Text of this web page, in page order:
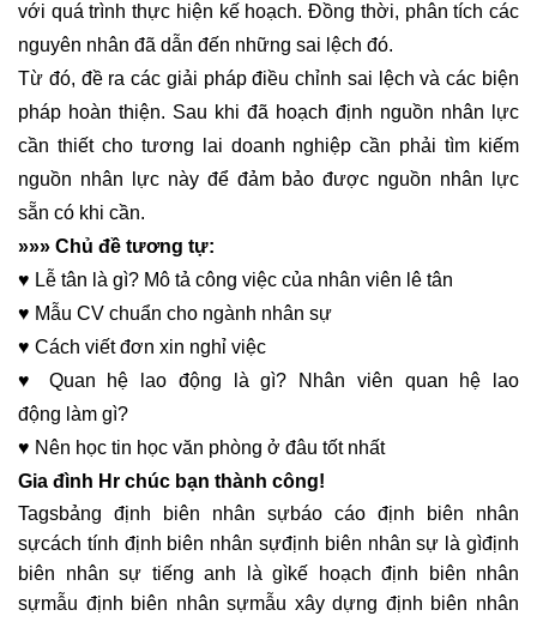
với quá trình thực hiện kế hoạch. Đồng thời, phân tích các
nguyên nhân đã dẫn đến những sai lệch đó.
Từ đó, đề ra các giải pháp điều chỉnh sai lệch và các biện
pháp hoàn thiện. Sau khi đã hoạch định nguồn nhân lực
cần thiết cho tương lai doanh nghiệp cần phải tìm kiếm
nguồn nhân lực này để đảm bảo được nguồn nhân lực
sẵn có khi cần.
»»» Chủ đề tương tự:
♥ Lễ tân là gì? Mô tả công việc của nhân viên lê tân
♥ Mẫu CV chuẩn cho ngành nhân sự
♥ Cách viếtđơn xin nghỉ việc
♥
Quan hệ lao động là gì? Nhân viên quan hệ lao
động làm gì?
♥ Nên học tin học văn phòng ở đâu tốt nhất
Gia đình Hr chúc bạn thành công!
Tagsbảng định biên nhân sựbáo cáo định biên nhân
sựcách tính định biên nhân sựđịnh biên nhân sự là gìđịnh
biên nhân sự tiếng anh là gìkế hoạch định biên nhân
sựmẫu định biên nhân sựmẫu xây dựng định biên nhân